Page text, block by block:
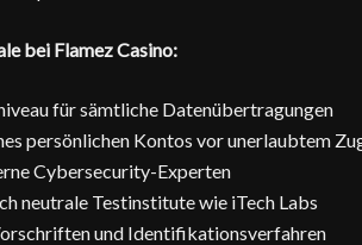
bei Flamez Casino:
für sämtliche Datenübertragungen
persönlichen Kontos vor unerlaubtem
Cybersecurity-Experten
neutrale Testinstitute wie iTech Labs
und Identifikationsverfahren